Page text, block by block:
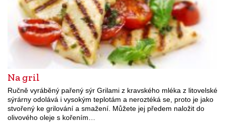
Na gril
Ručně vyráběný pařený sýr Grilami z kravského mléka z litovelské
sýrárny odolává i vysokým teplotám a neroztéká se, proto je jako
stvořený ke grilování a smažení. Můžete jej předem naložit do
olivového oleje s kořením…